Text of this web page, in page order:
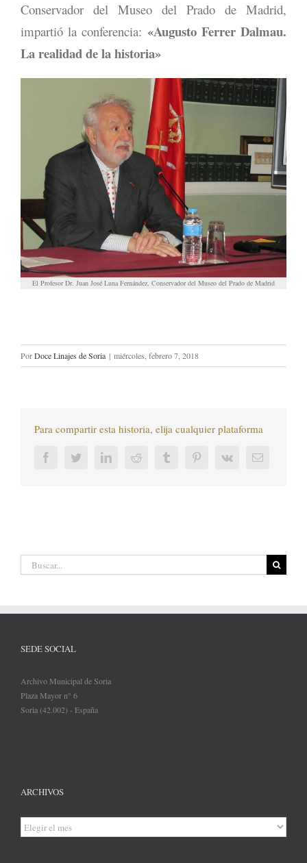
Conservador del Museo del Prado de Madrid,
impartió la conferencia: «Augusto Ferrer Dalmau.
La realidad de la historia»
El Profesor Dr. Juan José Luna Fernández, Conservador del Museo del Prado de Madrid
PorDoce Linajes de Soria | miércoles, febrero 7, 2018
Para compartir esta historia, elija cualquier plataforma
FacebookTwitterLinkedInReddit Tumblr PinterestVk
Correo
Buscar:
SEDE SOCIAL
Archivo Municipal de Soria
Plaza Mayor n° 6
Soria (42.002) - España
ARCHIVOS
Archivos